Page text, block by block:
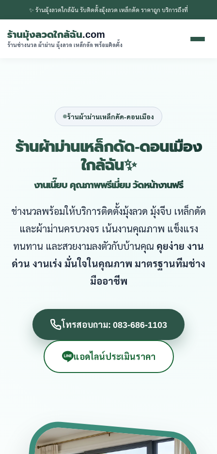
✨ ร้านมุ้งลวดใกล้ฉัน รับติดตั้งมุ้งลวด เหล็กดัด ราคาถูก บริการถึงที่
ร้านมุ้งลวดใกล้ฉัน.com
ร้านช่างนวล ผ้าม่าน มุ้งลวด เหล็กดัด พร้อมติดตั้ง
ร้านผ้าม่านเหล็กดัด-ดอนเมือง
ร้านผ้าม่านเหล็กดัด-ดอนเมือง
ใกล้ฉัน✨
งานเนี๊ยบ คุณภาพพรีเมี่ยม วัดหน้างานฟรี
ช่างนวลพร้อมให้บริการติดตั้งมุ้งลวด มุ้งจีบ เหล็กดัด
และผ้าม่านครบวงจร เน้นงานคุณภาพ แข็งแรง
ทนทาน และสวยงามลงตัวกับบ้านคุณ คุยง่าย งาน
ด่วน งานเร่ง มั่นใจในคุณภาพ มาตรฐานทีมช่าง
มืออาชีพ
โทรสอบถาม: 083-686-1103
แอดไลน์ประเมินราคา